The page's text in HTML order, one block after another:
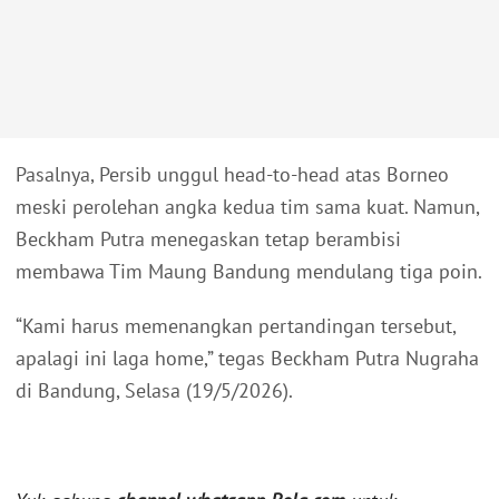
Pasalnya, Persib unggul head-to-head atas Borneo
meski perolehan angka kedua tim sama kuat. Namun,
Beckham Putra menegaskan tetap berambisi
membawa Tim Maung Bandung mendulang tiga poin.
“Kami harus memenangkan pertandingan tersebut,
apalagi ini laga home,” tegas Beckham Putra Nugraha
di Bandung, Selasa (19/5/2026).